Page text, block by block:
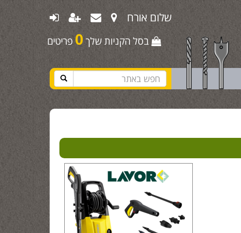
שלום אורח
בסל הקניות שלך 0 פריטים